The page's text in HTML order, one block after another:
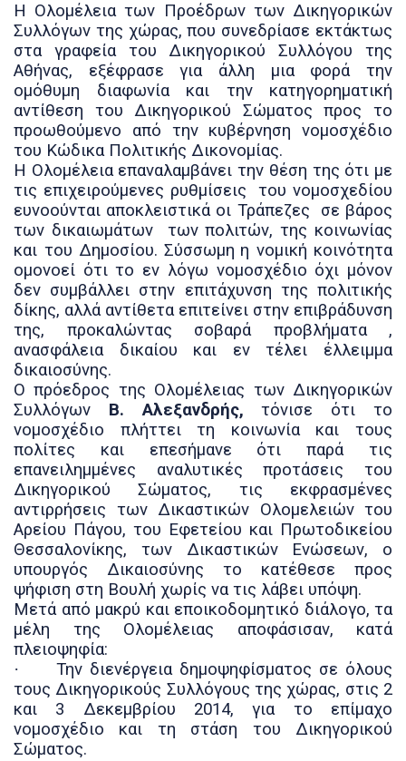
Η Ολομέλεια των Προέδρων των Δικηγορικών
Συλλόγων της χώρας, που συνεδρίασε εκτάκτως
στα γραφεία του Δικηγορικού Συλλόγου της
Αθήνας, εξέφρασε για άλλη μια φορά την
ομόθυμη διαφωνία και την κατηγορηματική
αντίθεση του Δικηγορικού Σώματος προς το
προωθούμενο από την κυβέρνηση νομοσχέδιο
του Κώδικα Πολιτικής Δικονομίας.
Η Ολομέλεια επαναλαμβάνει την θέση της ότι με
τις επιχειρούμενες ρυθμίσεις του νομοσχεδίου
ευνοούνται αποκλειστικά οι Τράπεζες
σε βάρος
των δικαιωμάτων
των πολιτών, της κοινωνίας
και του Δημοσίου. Σύσσωμη η νομική κοινότητα
ομονοεί ότι το εν λόγω νομοσχέδιο όχι μόνον
δεν συμβάλλει στην επιτάχυνση της πολιτικής
δίκης, αλλά αντίθετα επιτείνει στην επιβράδυνση
της, προκαλώντας σοβαρά προβλήματα ,
ανασφάλεια δικαίου και εν τέλει έλλειμμα
δικαιοσύνης.
Ο πρόεδρος της Ολομέλειας των Δικηγορικών
Συλλόγων Β. Αλεξανδρής, τόνισε ότι το
νομοσχέδιο πλήττει τη κοινωνία και τους
πολίτες και επεσήμανε ότι παρά τις
επανειλημμένες αναλυτικές προτάσεις του
Δικηγορικού Σώματος, τις εκφρασμένες
αντιρρήσεις των Δικαστικών Ολομελειών του
Αρείου Πάγου, του Εφετείου και Πρωτοδικείου
Θεσσαλονίκης, των Δικαστικών Ενώσεων, ο
υπουργός Δικαιοσύνης το κατέθεσε προς
ψήφιση στη Βουλή χωρίς να τις λάβει υπόψη.
Μετά από μακρύ και εποικοδομητικό διάλογο, τα
μέλη της Ολομέλειας αποφάσισαν, κατά
πλειοψηφία:
·
Την διενέργεια δημοψηφίσματος σε όλους
τους Δικηγορικούς Συλλόγους της χώρας, στις 2
και 3 Δεκεμβρίου 2014, για το επίμαχο
νομοσχέδιο και τη στάση του Δικηγορικού
Σώματος.